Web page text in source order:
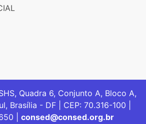
Quadra 6, Conjunto A, Bloco A,
Brasília - DF | CEP: 70.316-100 |
| consed@consed.org.br